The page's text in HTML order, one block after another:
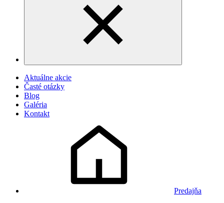
Aktuálne akcie
Časté otázky
Blog
Galéria
Kontakt
Predajňa